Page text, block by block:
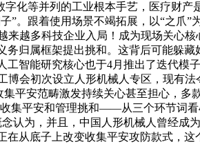
化等并列的工业根本手艺，医疗财产
”。跟着使用场景不竭拓展，以“之爪”
越多科技企业入局！成为现场关心核
归属框架提出挑和。这背后可能躲藏
智能研究核心也于4月推出了迭代模子
会初次设立人形机械人专区，现有法
平安范畴激发持续关心甚至担心，多
收集平安和管理挑和——从三个环节词
认为，并且，中国人形机械人曾经成
从底子上改变收集平安攻防款式，这